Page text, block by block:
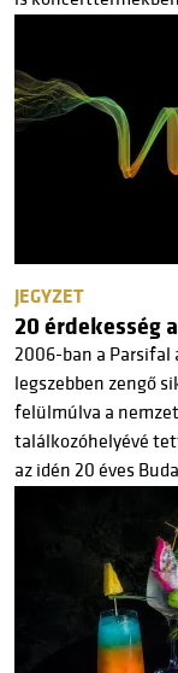
JEGYZET
20 érdekesség
2006-ban a Parsifal
legszebben zengő
felülmúlva a
találkozóhelyévé
az idén 20 éves